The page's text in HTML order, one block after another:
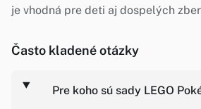
je vhodná pre deti aj dospelých
Často kladené otázky
Pre koho sú sady LEGO